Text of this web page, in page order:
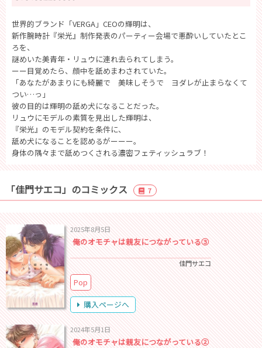
世界的ブランド「VERGA」CEOの輝明は、
新作腕時計『栄光』制作発表のパーティー会場で悪酔いしていたとこ
ろを、
謎めいた美青年・リュウに連れ去られてしまう。
ーー目覚めたら、顔中を舐めまわされていた。
「あなたがあまりにも綺麗で 美味しそうで ヨダレが止まらなくて
つい…っ」
彼の目的は輝明の舐め犬になることだった。
リュウにモデルの素質を見出した輝明は、
『栄光』のモデル契約を条件に、
舐め犬になることを認めるがーーー。
身体の隅々まで舐めつくされる濃密フェティッシュラブ！
「佳門サエコ」のコミックス 7
2025年8月5日
俺のオモチャは親友につながっている③
佳門サエコ
Pop
購入ページへ
2024年5月1日
俺のオモチャは親友につながっている②